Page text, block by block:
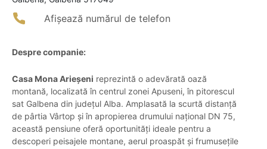
Afișează numărul de telefon
Despre companie:
Casa Mona Arieșeni reprezintă o adevărată oază
montană, localizată în centrul zonei Apuseni, în pitorescul
sat Galbena din județul Alba. Amplasată la scurtă distanță
de pârtia Vârtop și în apropierea drumului național DN 75,
această pensiune oferă oportunități ideale pentru a
descoperi peisajele montane, aerul proaspăt și frumusețile